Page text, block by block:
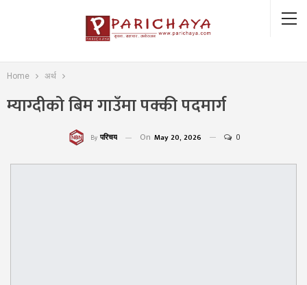
Home अर्थ
म्याग्दीको बिम गाउँमा पक्की पदमार्ग
By परिचय On May 20, 2026 0